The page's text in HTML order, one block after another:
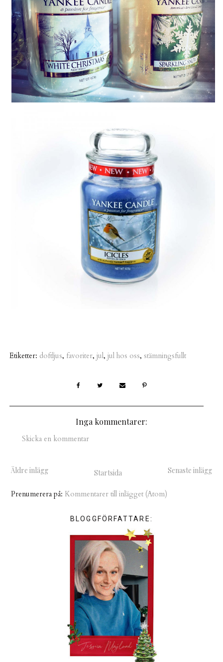
Etiketter: doftljus, favoriter,jul,jul hos oss, stämningsfullt
Inga kommentarer:
Skicka en kommentar
Senaste inlägg
Äldre inlägg Startsida
Prenumerera på: Kommentarer till inlägget (Atom)
BLOGGFÖRFATTARE: